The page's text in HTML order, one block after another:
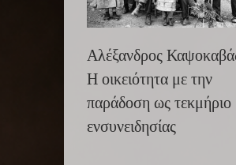
Αλέξανδρος
Η οικειότητα με την
παράδοση ως τεκμήριο
ενσυνειδησίας